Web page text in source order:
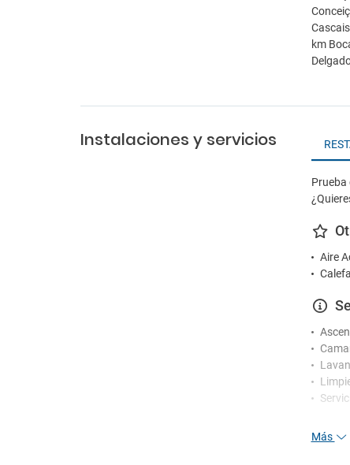
km
Instalaciones y servicios
Prueba
Aire
Más